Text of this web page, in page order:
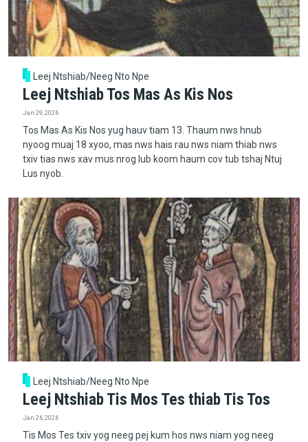
Leej Ntshiab/Neeg Nto Npe
Leej Ntshiab Tos Mas As Kis Nos
Jan 29, 2026
Tos Mas As Kis Nos yug hauv tiam 13. Thaum nws hnub
nyoog muaj 18 xyoo, mas nws hais rau nws niam thiab nws
txiv tias nws xav mus nrog lub koom haum cov tub tshaj Ntuj
Lus nyob.
Leej Ntshiab/Neeg Nto Npe
Leej Ntshiab Tis Mos Tes thiab Tis Tos
Jan 26, 2026
Tis Mos Tes txiv yog neeg pej kum hos nws niam yog neeg